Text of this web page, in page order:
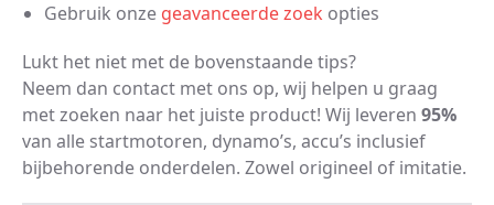
Gebruik onze geavanceerde zoek opties
Lukt het niet met de bovenstaande tips?
Neem dan contact met ons op, wij helpen u graag
met zoeken naar het juiste product! Wij leveren 95%
van alle startmotoren, dynamo’s, accu’s inclusief
bijbehorende onderdelen. Zowel origineel of imitatie.